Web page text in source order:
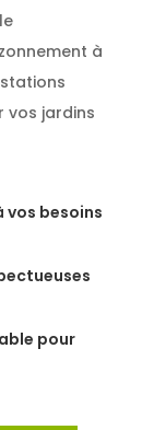
à
vos jardins
vos besoins
pour